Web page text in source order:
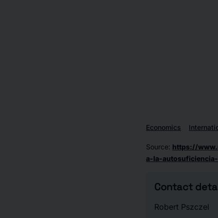
Economics
Source: https://
a-la-
Contact
Robert Pszczel